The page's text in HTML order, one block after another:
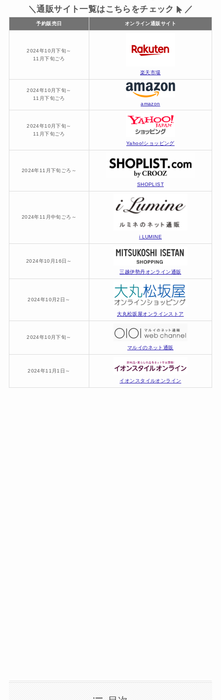
＼通販サイト一覧はこちらをチェック
／
予約販売日 オンライン通販サイト
2024年10月下旬～
11月下旬ごろ
楽天市場
2024年10月下旬～
11月下旬ごろ
amazon
2024年10月下旬～
11月下旬ごろ
Yahoo!ショッピング
2024年11月下旬ごろ～
SHOPLIST
2024年11月中旬ごろ～
i LUMINE
2024年10月16日～
三越伊勢丹オンライン通販
2024年10月2日～
大丸松坂屋オンラインストア
2024年10月下旬～
マルイのネット通販
2024年11月1日～
イオンスタイルオンライン